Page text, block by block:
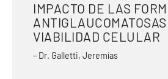
IMPACTO DE LAS
VIABILIDAD CELULAR
– Dr. Galletti, Jeremías